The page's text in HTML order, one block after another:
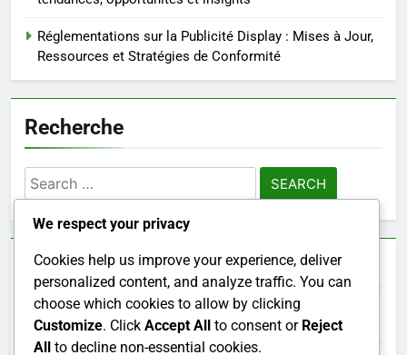
Réglementations sur la Publicité Display : Mises à Jour,
Ressources et Stratégies de Conformité
Recherche
Search
for:
Archives
November 2025
We respect your privacy
Cookies help us improve your experience, deliver
personalized content, and analyze traffic. You can
choose which cookies to allow by clicking
Customize. Click Accept All to consent or Reject
All to decline non-essential cookies.